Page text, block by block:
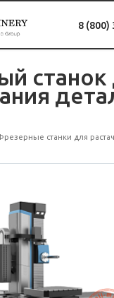
8 (800)
станок
станки для